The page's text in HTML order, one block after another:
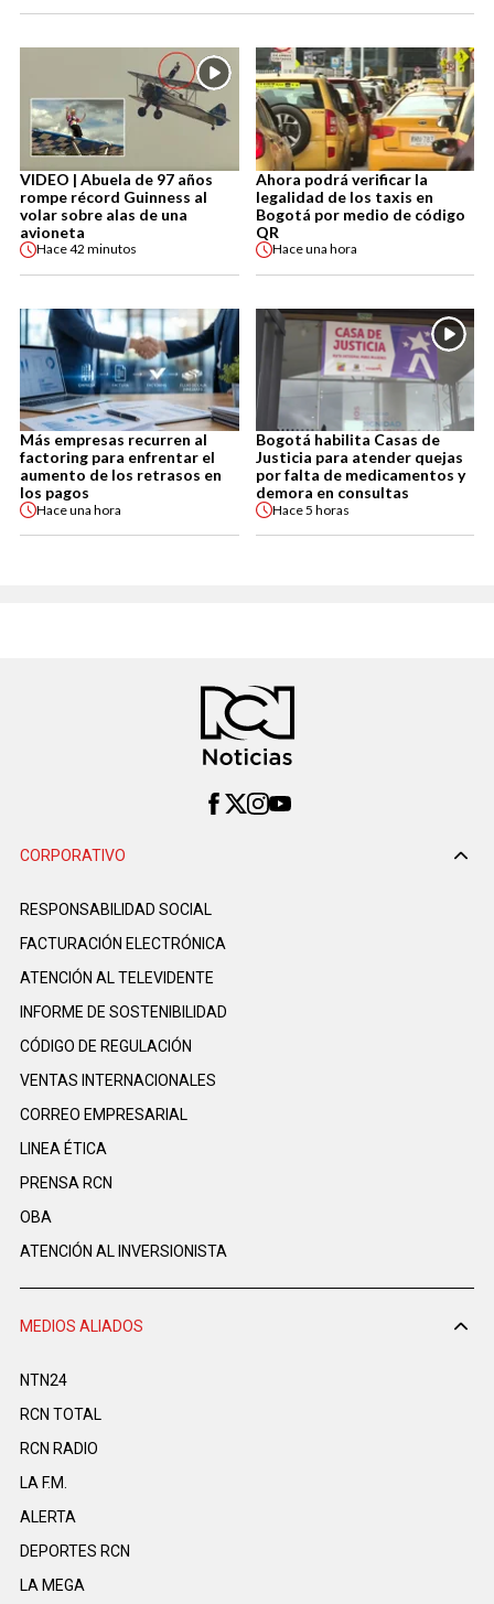
VIDEO | Abuela de 97 años
rompe récord Guinness al
volar sobre alas de una
avioneta
Hace42 minutos
Ahora podrá verificar la
legalidad de los taxis en
Bogotá por medio de código
QR
Haceuna hora
Más empresas recurren al
factoring para enfrentar el
aumento de los retrasos en
los pagos
Haceuna hora
Bogotá habilita Casas de
Justicia para atender quejas
por falta de medicamentos y
demora en consultas
Hace5 horas
CORPORATIVO
RESPONSABILIDAD SOCIAL
FACTURACIÓN ELECTRÓNICA
ATENCIÓN AL TELEVIDENTE
INFORME DE SOSTENIBILIDAD
CÓDIGO DE REGULACIÓN
VENTAS INTERNACIONALES
CORREO EMPRESARIAL
LINEA ÉTICA
PRENSA RCN
OBA
ATENCIÓN AL INVERSIONISTA
MEDIOS ALIADOS
NTN24
RCN TOTAL
RCN RADIO
LA F.M.
ALERTA
DEPORTES RCN
LA MEGA